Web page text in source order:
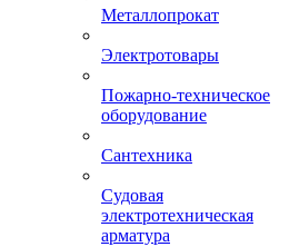
Металлопрокат
Электротовары
Пожарно-техническое
оборудование
Сантехника
Судовая
электротехническая
арматура